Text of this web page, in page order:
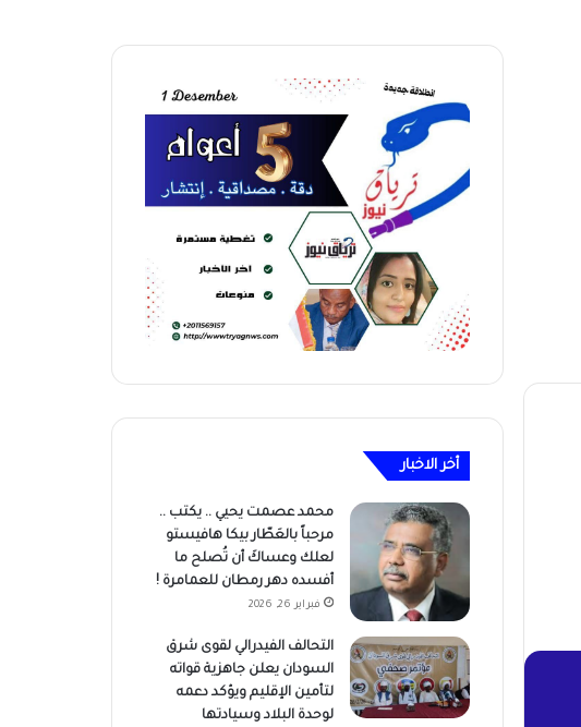
أخر الاخبار
محمد عصمت يحيي .. يكتب ..
مرحباً بالعَطّار بيكا هافيستو
لعلك وعساكَ أن تُصلح ما
أفسده دهر رمطان للعمامرة !
فبراير 26, 2026
التحالف الفيدرالي لقوى شرق
السودان يعلن جاهزية قواته
لتأمين الإقليم ويؤكد دعمه
لوحدة البلاد وسيادتها